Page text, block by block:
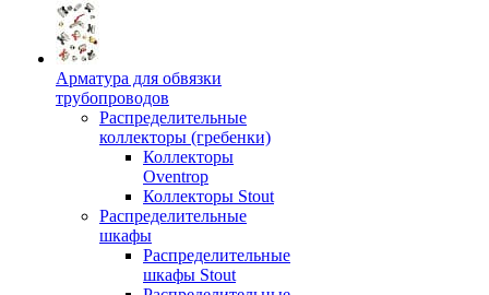
Арматура для обвязки
трубопроводов
Распределительные
коллекторы (гребенки)
Коллекторы
Oventrop
Коллекторы Stout
Распределительные
шкафы
Распределительные
шкафы Stout